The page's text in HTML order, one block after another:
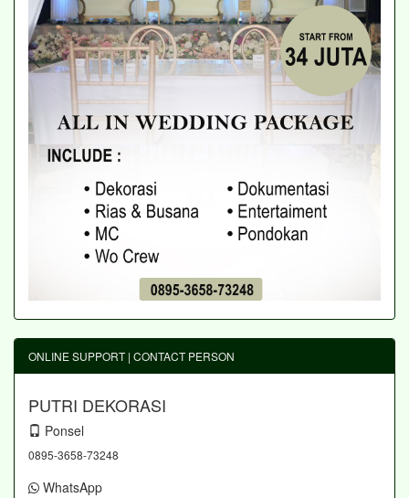
ONLINE SUPPORT | CONTACT PERSON
PUTRI DEKORASI
Ponsel
0895-3658-73248
WhatsApp